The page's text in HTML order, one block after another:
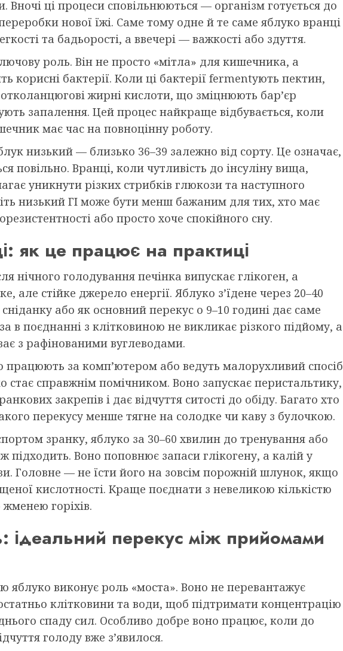
Вночі ці процеси сповільнюються — організм готується до
нової їжі. Саме тому одне й те саме яблуко вранці
та бадьорості, а ввечері — важкості або здуття.
роль. Він не просто «мітла» для кишечника, а
корисні бактерії. Коли ці бактерії fermentують пектин,
жирні кислоти, що зміцнюють бар’єр
запалення. Цей процес найкраще відбувається, коли
має час на повноцінну роботу.
низький — близько 36–39 залежно від сорту. Це означає,
повільно. Вранці, коли чутливість до інсуліну вища,
уникнути різких стрибків глюкози та наступного
низький ГІ може бути менш бажаним для тих, хто має
або просто хоче спокійного сну.
як це працює на практиці
нічного голодування печінка випускає глікоген, а
але стійке джерело енергії. Яблуко з’їдене через 20–40
або як основний перекус о 9–10 годині дає саме
в поєднанні з клітковиною не викликає різкого підйому, а
з рафінованими вуглеводами.
працюють за комп’ютером або ведуть малорухливий спосіб
стає справжнім помічником. Воно запускає перистальтику,
закрепів і дає відчуття ситості до обіду. Багато хто
перекусу менше тягне на солодке чи каву з булочкою.
зранку, яблуко за 30–60 хвилин до тренування або
підходить. Воно поповнює запаси глікогену, а калій у
Головне — не їсти його на зовсім порожній шлунок, якщо
кислотності. Краще поєднати з невеликою кількістю
горіхів.
ідеальний перекус між прийомами
яблуко виконує роль «моста». Воно не перевантажує
клітковини та води, щоб підтримати концентрацію
спаду сил. Особливо добре воно працює, коли до
голоду вже з’явилося.